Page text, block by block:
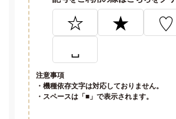
☆ ★ ♡
␣
注意事項
・機種依存文字は対応しておりません。
・スペースは「■」で表示されます。